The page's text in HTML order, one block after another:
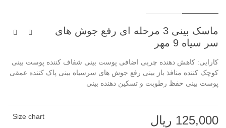
ماسک بینی 3 مرحله ای رفع جوش های
سر سیاه 9 مهر
کارایی: کاهش دهنده چربی اضافی پوست بینی شفاف کننده پوست بینی
کوچک کننده منافذ باز بینی رفع جوش های سرسیاه بینی پاک کننده عمقی
پوست بینی حفظ رطوبت و تسکین دهنده بینی
125,000 ریال Size chart